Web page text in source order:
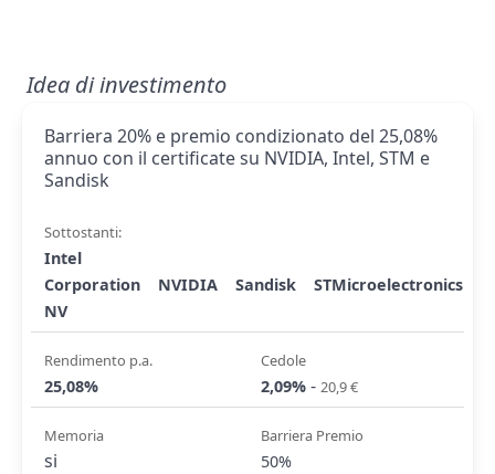
Idea di investimento
Barriera 20% e premio condizionato del 25,08%
annuo con il certificate su NVIDIA, Intel, STM e
Sandisk
Sottostanti:
Intel
Corporation
NVIDIA Sandisk
STMicroelectronics
NV
Rendimento p.a.
25,08%
Cedole
2,09% - 20,9 €
Memoria
si
Barriera Premio
50%